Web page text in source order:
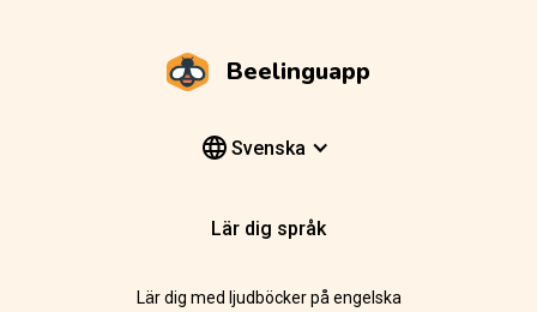
Beelinguapp
Svenska
Lär dig språk
Lär dig med ljudböcker på engelska